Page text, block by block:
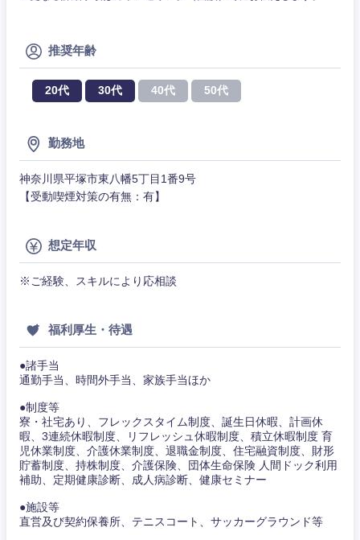
推奨年齢
20代 30代 40代 50代
勤務地
神奈川県平塚市東八幡5丁目1番9号
【受動喫煙対策の有無：有】
想定年収
※ご経験、スキルにより応相談
福利厚生・待遇
●諸手当
通勤手当、時間外手当、家族手当ほか
●制度等
寮・社宅あり、フレックスタイム制度、誕生日休暇、計画休
暇、3連続休暇制度、リフレッシュ休暇制度、積立休暇制度 育
児休業制度、介護休業制度、退職金制度、住宅融資制度、財形
貯蓄制度、持株制度、介護保険、団体生命保険 人間ドック利用
補助、定期健康診断、成人病診断、健康セミナー
●施設等
直営及び契約保養所、テニスコート、サッカーグラウンド等
ム
技術職
（モノづ
メディカ
ル
門職
建設・施
事務職
その他
事務職広告・宣伝・印刷
人材・アウトソーシング
関東地方
群馬県 埼玉県
千葉県
神奈川県